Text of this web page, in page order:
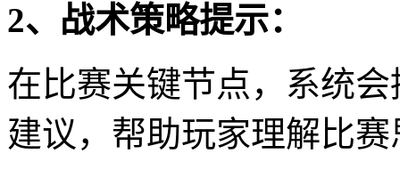
2、战术策略提示：
在比赛关键节点，系统
建议，帮助玩家理解比赛